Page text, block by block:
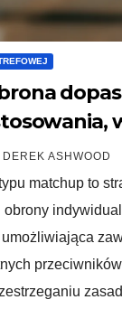
DEREK ASHWOOD
matchup to
obrony